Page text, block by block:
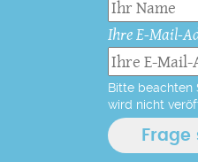
Ihre E-Mail-
Bitte beachten
wird nicht